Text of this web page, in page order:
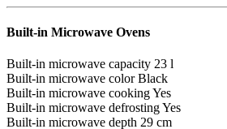
Built-in Microwave Ovens
Built-in microwave capacity 23 l
Built-in microwave color Black
Built-in microwave cookingYes
Built-in microwave defrostingYes
Built-in microwave depth 29 cm